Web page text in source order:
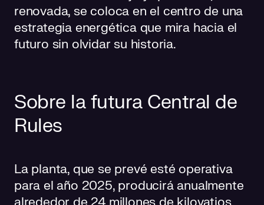
renovada, se coloca en el centro de una
estrategia energética que mira hacia el
futuro sin olvidar su historia.
Sobre la futura Central de
Rules
La planta, que se prevé esté operativa
para el año 2025, producirá anualmente